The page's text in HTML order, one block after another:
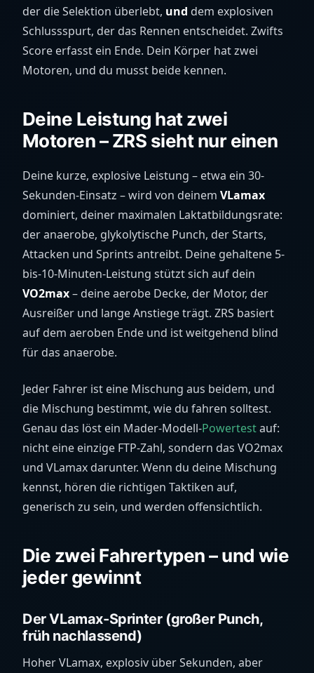
der die Selektion überlebt, und dem explosiven
Schlussspurt, der das Rennen entscheidet. Zwifts
Score erfasst ein Ende. Dein Körper hat zwei
Motoren, und du musst beide kennen.
Deine Leistung hat zwei
Motoren – ZRS sieht nur einen
Deine kurze, explosive Leistung – etwa ein 30-
Sekunden-Einsatz – wird von deinem VLamax
dominiert, deiner maximalen Laktatbildungsrate:
der anaerobe, glykolytische Punch, der Starts,
Attacken und Sprints antreibt. Deine gehaltene 5-
bis-10-Minuten-Leistung stützt sich auf dein
VO2max– deine aerobe Decke, der Motor, der
Ausreißer und lange Anstiege trägt. ZRS basiert
auf dem aeroben Ende und ist weitgehend blind
für das anaerobe.
Jeder Fahrer ist eine Mischung aus beidem, und
die Mischung bestimmt, wie du fahren solltest.
Genau das löst ein Mader-Modell-Powertestauf:
nicht eine einzige FTP-Zahl, sondern das VO2max
und VLamax darunter. Wenn du deine Mischung
kennst, hören die richtigen Taktiken auf,
generisch zu sein, und werden offensichtlich.
Die zwei Fahrertypen – und wie
jeder gewinnt
Der VLamax-Sprinter (großer Punch,
früh nachlassend)
Hoher VLamax, explosiv über Sekunden, aber